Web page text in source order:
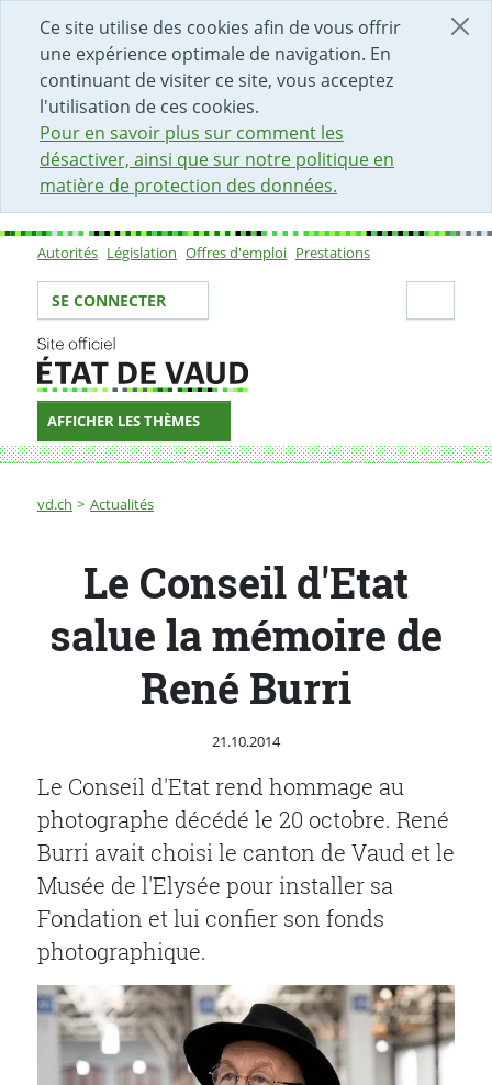
Ce site utilise des cookies afin de vous offrir
une expérience optimale de navigation. En
continuant de visiter ce site, vous acceptez
l'utilisation de ces cookies.
Pour en savoir plus sur comment les
désactiver, ainsi que sur notre politique en
matière de protection des données.
DÉBUT DU CONTENU DE LA PAGE
ACCÈS AU CHAMP DE RECHERCHE
PAGE D'ACCUEIL
FORMULAIRE DE CONTACT
Sous-navigation
Autorités Législation Offres d'emploi Prestations
Votre identité
SE CONNECTER
AFFICHER LES THÈMES
Fil d'Ariane
vd.ch Actualités
Le Conseil d'Etat salue la mémoire de René Burri
Le Conseil d'Etat
salue la mémoire de
René Burri
Publié le
21.10.2014
Le Conseil d'Etat rend hommage au
photographe décédé le 20 octobre. René
Burri avait choisi le canton de Vaud et le
Musée de l'Elysée pour installer sa
Fondation et lui confier son fonds
photographique.